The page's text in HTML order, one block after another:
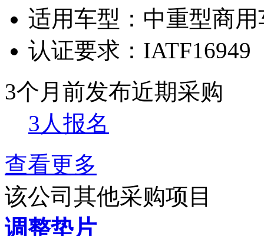
适用车型： 中重型商
认证要求： IATF16949
3个月前发布近期采购
3人报名
查看更多
该公司其他采购项目
调整垫片